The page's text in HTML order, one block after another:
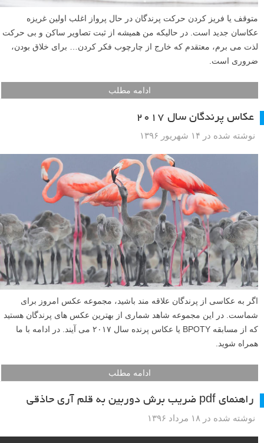
متوقف یا فریز کردن حرکت پرندگان در حال پرواز اغلب اولین غریزه
عکاسان جدید است. در حالیکه من همیشه از ثبت تصاویر ساکن و بی حرکت
لذت می برم، معتقدم که خارج از چارچوب فکر کردن… برای خلاق بودن،
ضروری است.
ادامه مطلب
عکاس پرندگان سال ۲۰۱۷
نوشته شده در ۱۴ شهریور ۱۳۹۶
اگر به عکاسی از پرندگان علاقه مند باشید، مجموعه عکس امروز برای
شماست. در این مجموعه شاهد شماری از بهترین عکس های پرندگان هستید
که از مسابقه BPOTY یا عکاس پرنده سال ۲۰۱۷ می آیند. در ادامه با ما
همراه شوید.
ادامه مطلب
راهنمای pdf ضریب برش دوربین به قلم آری حاذقی
نوشته شده در ۱۸ مرداد ۱۳۹۶